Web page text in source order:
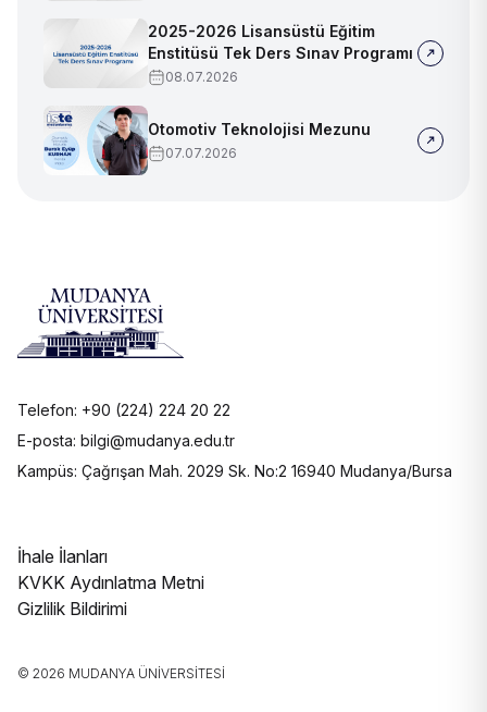
2025-2026 Lisansüstü Eğitim
Enstitüsü Tek Ders Sınav Programı
08.07.2026
Otomotiv Teknolojisi Mezunu
07.07.2026
Telefon: +90 (224) 224 20 22
E-posta: bilgi@mudanya.edu.tr
Kampüs: Çağrışan Mah. 2029 Sk. No:2 16940 Mudanya/Bursa
İhale İlanları
KVKK Aydınlatma Metni
Gizlilik Bildirimi
© 2026 MUDANYA ÜNIVERSITESI